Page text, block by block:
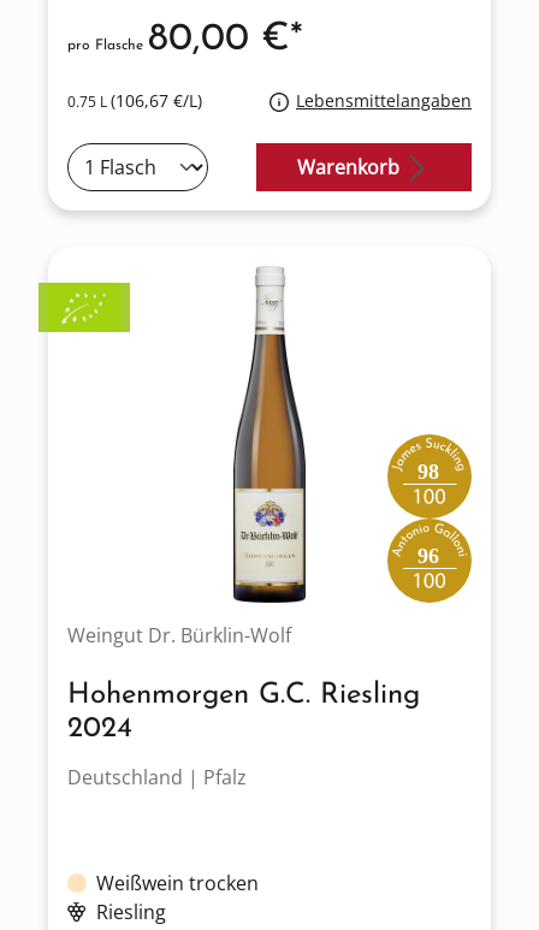
0.75 L(106,67 €/L) Lebensmittelangaben
pro Flasche 80,00 €*
Warenkorb
98
96
Weingut Dr. Bürklin-Wolf
Hohenmorgen G.C. Riesling
2024
Deutschland | Pfalz
Weißwein trocken
Riesling